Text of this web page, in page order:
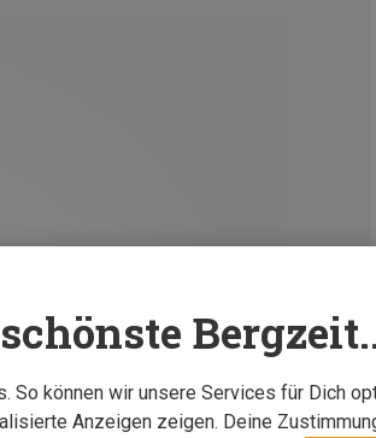
So können wir unsere Services für Dich
Anzeigen zeigen. Deine